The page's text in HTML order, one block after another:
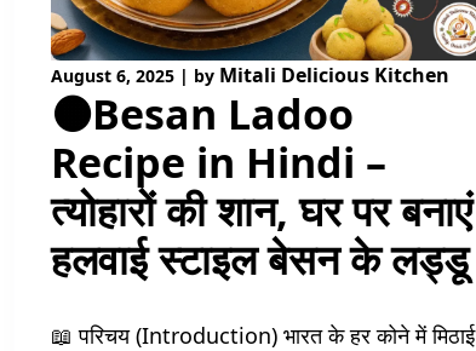
August 6, 2025 | by Mitali Delicious Kitchen
🟠Besan Ladoo
Recipe in Hindi –
त्योहारों की शान, घर पर बनाएं
हलवाई स्टाइल बेसन के लड्डू
📖 परिचय (Introduction) भारत के हर कोने में मिठाई